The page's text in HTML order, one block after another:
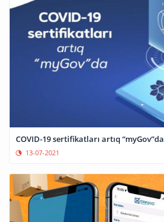
COVID-19 sertifikatları artıq “myGov”da
13-07-2021